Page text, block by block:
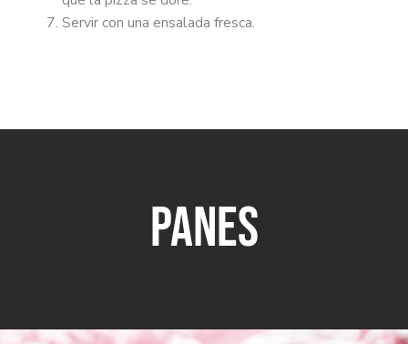
Servir con una ensalada fresca.
PANES